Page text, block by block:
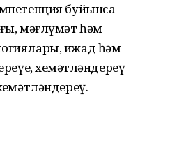
буйынса
мәғлүмәт һәм
ижад һәм
хеҙмәтләндереү